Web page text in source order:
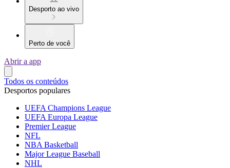
Desporto ao vivo
Perto de você
Abrir a app
Todos os conteúdos
Desportos populares
UEFA Champions League
UEFA Europa League
Premier League
NFL
NBA Basketball
Major League Baseball
NHL